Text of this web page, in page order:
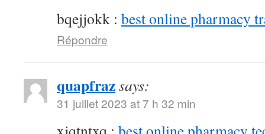
bqejjokk : best online pharmacy
Répondre
quapfrazsays:
31 juillet 2023 at 7 h 32 min